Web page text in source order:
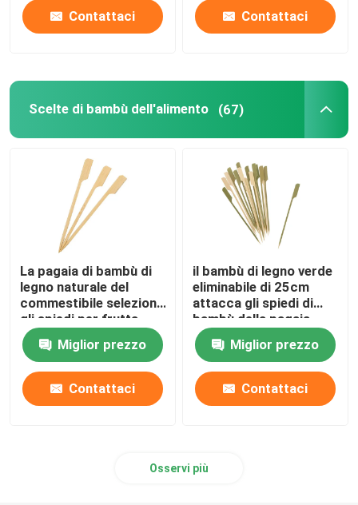
Bastoncini eliminabili
Cannucce biodegradabili
Bastone di legno del gelato
Cono servente eliminabile
Piatti Biodegradabili
contenitore di alimento della bagassa
Contattaci Contattaci
Scelte di bambù dell'alimento (67)
La pagaia di bambù di
legno naturale del
commestibile seleziona
gli spiedi per frutta
18cm
Miglior prezzo
Contattaci
il bambù di legno verde
eliminabile di 25cm
attacca gli spiedi di
bambù della pagaia
Miglior prezzo
Contattaci
Osservi più